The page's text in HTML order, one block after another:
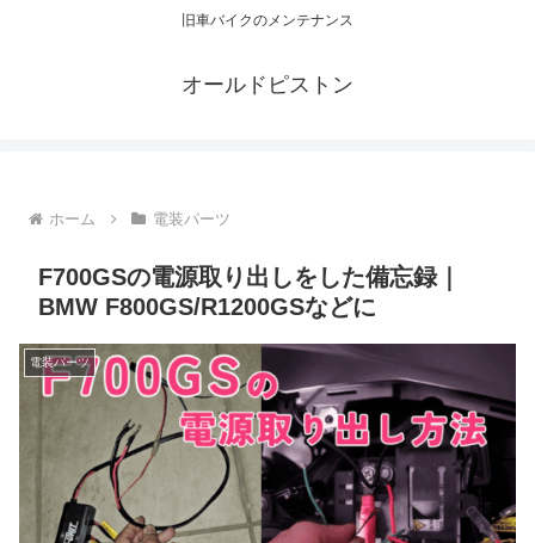
旧車バイクのメンテナンス
オールドピストン
ホーム 電装パーツ
F700GSの電源取り出しをした備忘録｜
BMW F800GS/R1200GSなどに
電装パーツ